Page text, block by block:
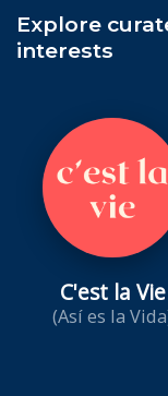
Explore
interests
C'est la Vie
(Así es la